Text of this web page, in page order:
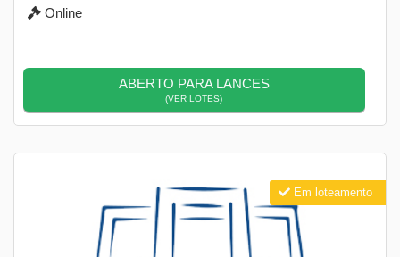
Online
ABERTO PARA LANCES
(VER LOTES)
Em loteamento